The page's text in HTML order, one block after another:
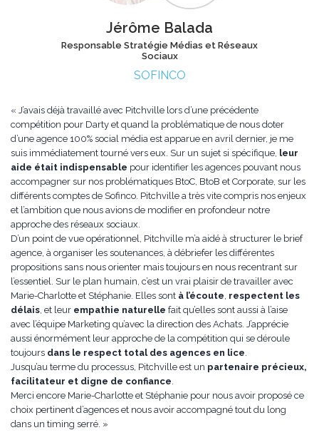
Jérôme Balada
Responsable Stratégie Médias et Réseaux
Sociaux
SOFINCO
« J’avais déjà travaillé avec Pitchville lors d’une précédente
compétition pour Darty et quand la problématique de nous doter
d’une agence 100% social média est apparue en avril dernier, je me
suis immédiatement tourné vers eux. Sur un sujet si spécifique, leur
aide était indispensable pour identifier les agences pouvant nous
accompagner sur nos problématiques BtoC, BtoB et Corporate, sur les
différents comptes de Sofinco. Pitchville a très vite compris nos enjeux
et l’ambition que nous avions de modifier en profondeur notre
approche des réseaux sociaux.
D’un point de vue opérationnel, Pitchville m’a aidé à structurer le brief
agence, à organiser les soutenances, à débriefer les différentes
propositions sans nous orienter mais toujours en nous recentrant sur
l’essentiel. Sur le plan humain, c’est un vrai plaisir de travailler avec
Marie-Charlotte et Stéphanie. Elles sont à l’écoute, respectent les
délais, et leur empathie naturelle fait qu’elles sont aussi à l’aise
avec l’équipe Marketing qu’avec la direction des Achats. J’apprécie
aussi énormément leur approche de la compétition qui se déroule
toujours dans le respect total des agences en lice.
Jusqu’au terme du processus, Pitchville est un partenaire précieux,
facilitateur et digne de confiance.
Merci encore Marie-Charlotte et Stéphanie pour nous avoir proposé ce
choix pertinent d’agences et nous avoir accompagné tout du long
dans un timing serré. »